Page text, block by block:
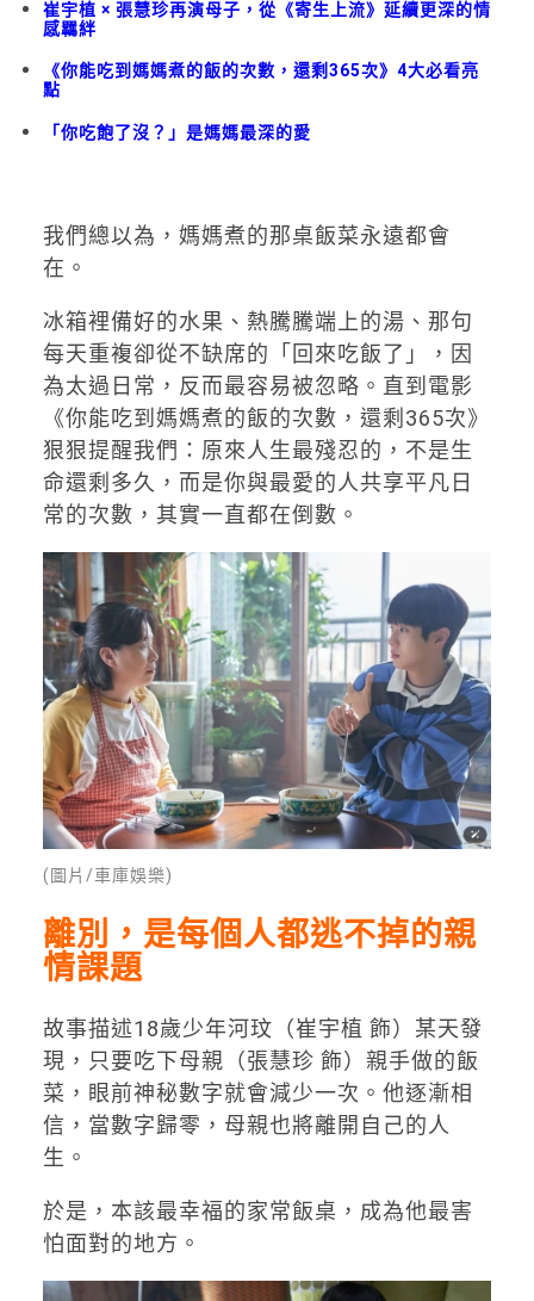
崔宇植 × 張慧珍再演母子，從《寄生上流》延續更深的情
感羈絆
《你能吃到媽媽煮的飯的次數，還剩365次》4大必看亮
點
「你吃飽了沒？」是媽媽最深的愛
我們總以為，媽媽煮的那桌飯菜永遠都會
在。
冰箱裡備好的水果、熱騰騰端上的湯、那句
每天重複卻從不缺席的「回來吃飯了」，因
為太過日常，反而最容易被忽略。直到電影
《你能吃到媽媽煮的飯的次數，還剩365次》
狠狠提醒我們：原來人生最殘忍的，不是生
命還剩多久，而是你與最愛的人共享平凡日
常的次數，其實一直都在倒數。
(圖片/車庫娛樂)
離別，是每個人都逃不掉的親
情課題
故事描述18歲少年河玟（崔宇植 飾）某天發
現，只要吃下母親（張慧珍 飾）親手做的飯
菜，眼前神秘數字就會減少一次。他逐漸相
信，當數字歸零，母親也將離開自己的人
生。
於是，本該最幸福的家常飯桌，成為他最害
怕面對的地方。